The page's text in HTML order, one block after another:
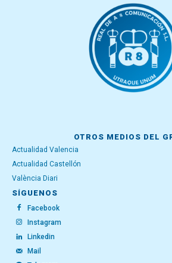
OTROS MEDIOS DEL
Actualidad Valencia
Actualidad Castellón
València Diari
SÍGUENOS
Facebook
Instagram
Linkedin
Mail